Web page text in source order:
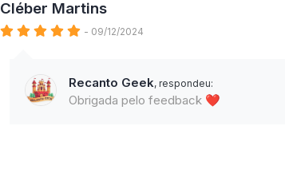
Cléber Martins
- 09/12/2024
Recanto Geek, respondeu:
Obrigada pelo feedback ❤️